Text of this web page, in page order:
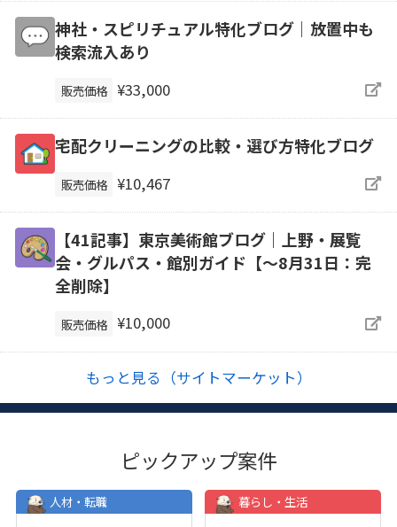
神社・スピリチュアル特化ブログ｜放置中も
検索流入あり
販売価格 ¥33,000
宅配クリーニングの比較・選び方特化ブログ
販売価格 ¥10,467
【41記事】東京美術館ブログ｜上野・展覧
会・グルパス・館別ガイド【～8月31日：完
全削除】
販売価格 ¥10,000
もっと見る（サイトマーケット）
ピックアップ案件
人材・転職
暮らし・生活